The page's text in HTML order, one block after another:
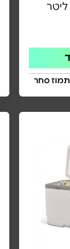
תמוז סחר